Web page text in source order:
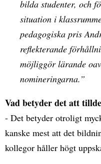
bilda studenter, och
situation i
pedagogiska pris
reflekterande
möjliggör lärande
nomineringarna.”
Vad betyder det att
- Det betyder otroligt
kanske mest att det
kollegor håller högt